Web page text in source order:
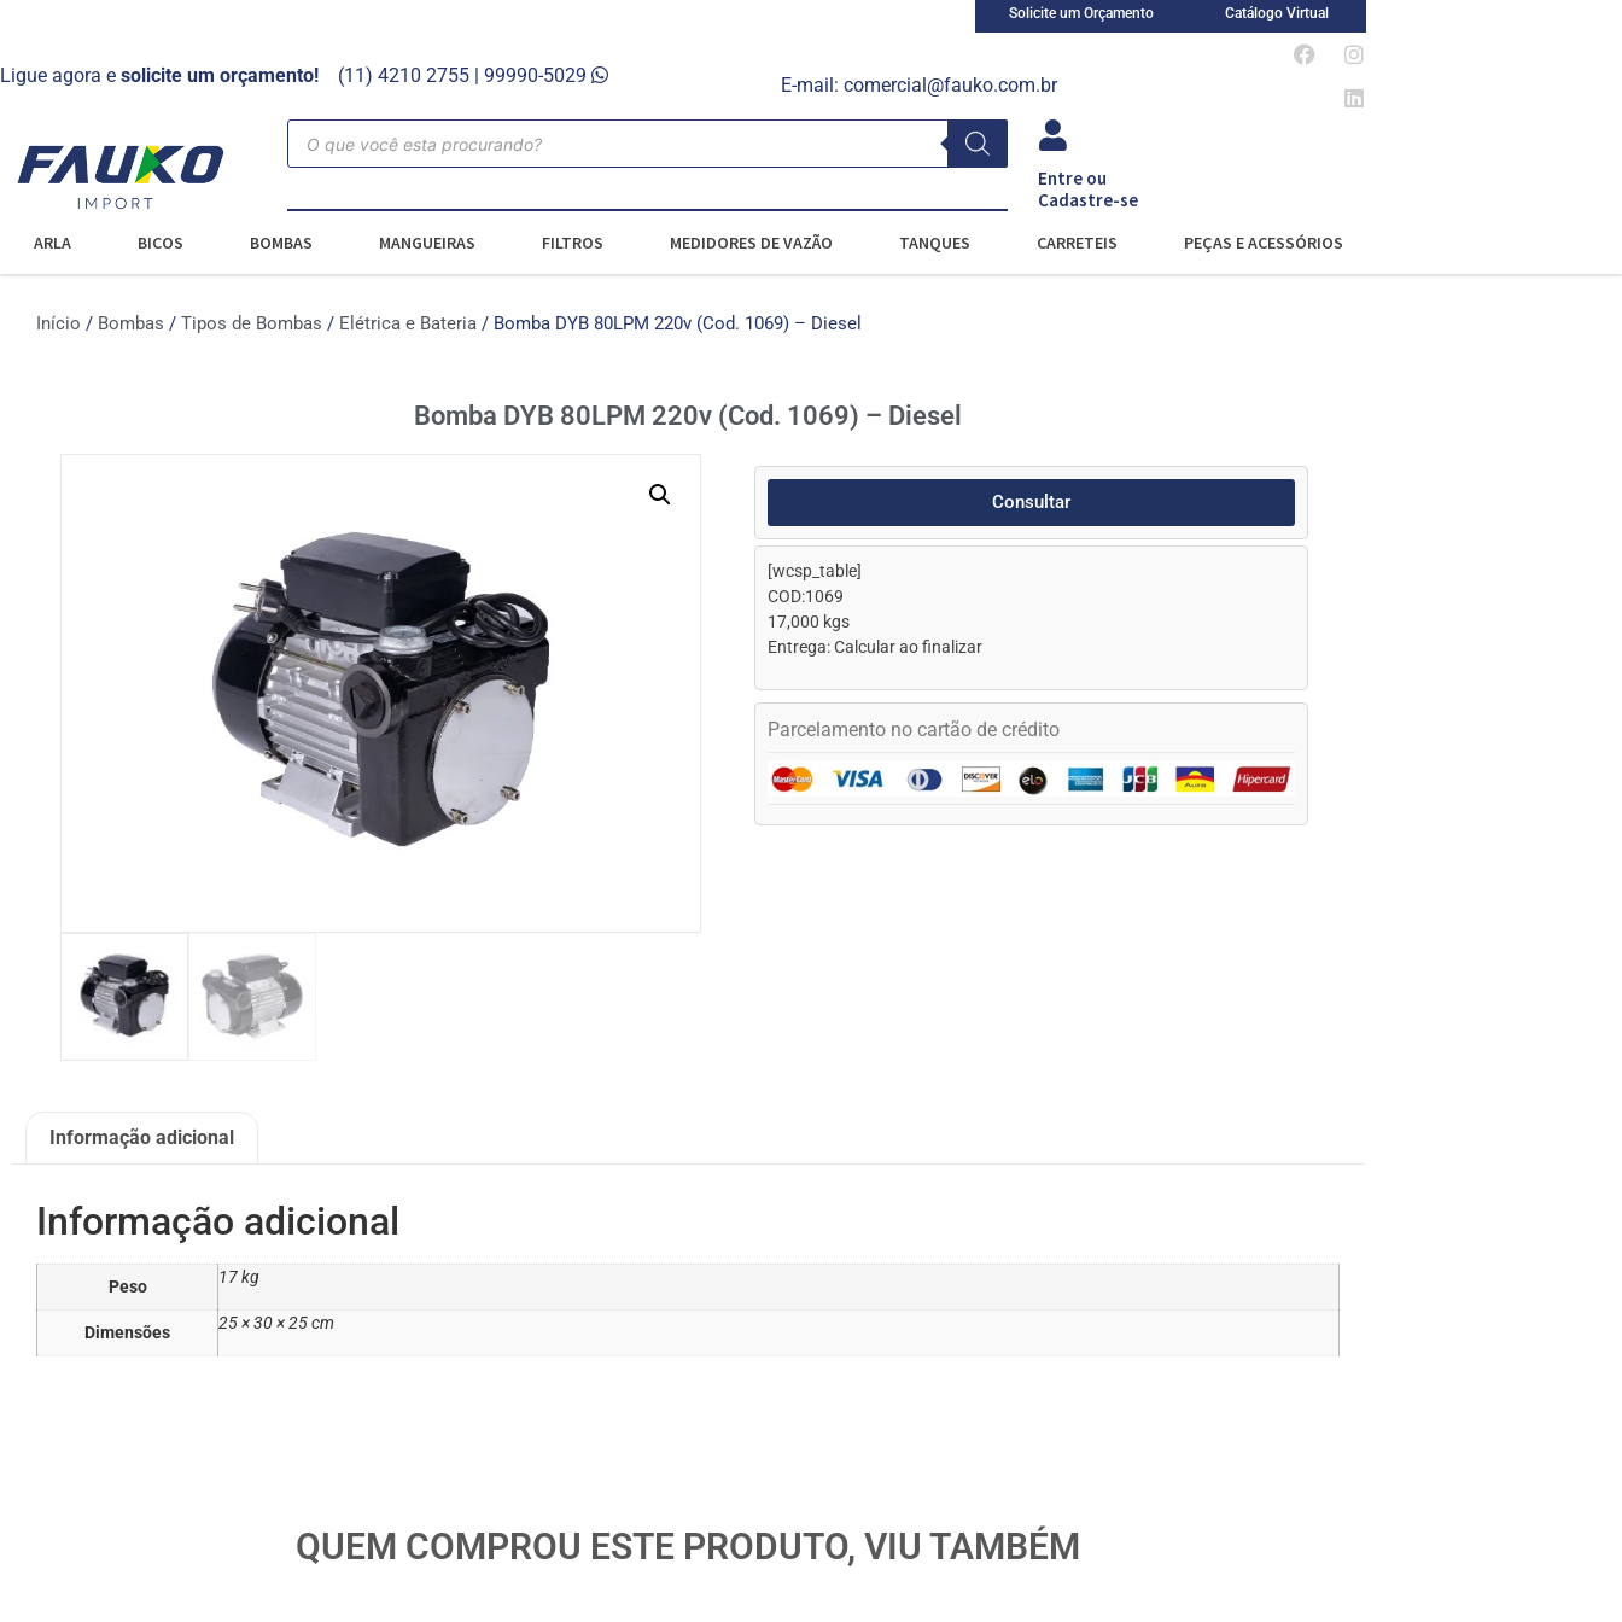
Solicite um Orçamento Catálogo Virtual
Ligue agora e solicite um orçamento! (11) 4210 2755 | 99990-5029 E-mail: comercial@fauko.com.br
Entre ou
Cadastre-se
ARLA BICOS BOMBAS MANGUEIRAS FILTROS MEDIDORES DE VAZÃO TANQUES CARRETEIS PEÇAS E ACESSÓRIOS
Início / Bombas / Tipos de Bombas / Elétrica e Bateria / Bomba DYB 80LPM 220v (Cod. 1069) – Diesel
Bomba DYB 80LPM 220v (Cod. 1069) – Diesel
Consultar
[wcsp_table]
COD:1069
17,000 kgs
Entrega: Calcular ao finalizar
Parcelamento no cartão de crédito
Informação adicional
Informação adicional
Peso 17 kg
Dimensões 25 × 30 × 25 cm
QUEM COMPROU ESTE PRODUTO, VIU TAMBÉM